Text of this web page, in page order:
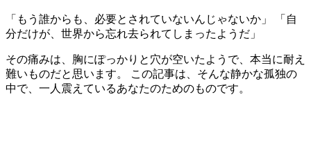
「もう誰からも、必要とされていないんじゃないか」 「自
分だけが、世界から忘れ去られてしまったようだ」
その痛みは、胸にぽっかりと穴が空いたようで、本当に耐え
難いものだと思います。 この記事は、そんな静かな孤独の
中で、一人震えているあなたのためのものです。